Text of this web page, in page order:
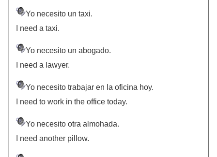
Yo necesito un taxi.
I need a taxi.
Yo necesito un abogado.
I need a lawyer.
Yo necesito trabajar en la oficina hoy.
I need to work in the office today.
Yo necesito otra almohada.
I need another pillow.